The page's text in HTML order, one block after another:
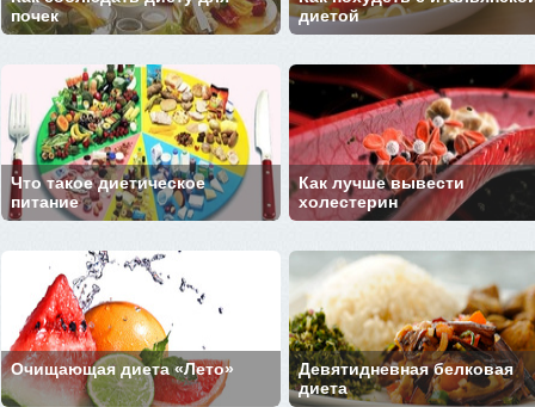
почек
диетой
Что такое диетическое
питание
Как лучше вывести
холестерин
Очищающая диета «Лето»
Девятидневная белковая
диета